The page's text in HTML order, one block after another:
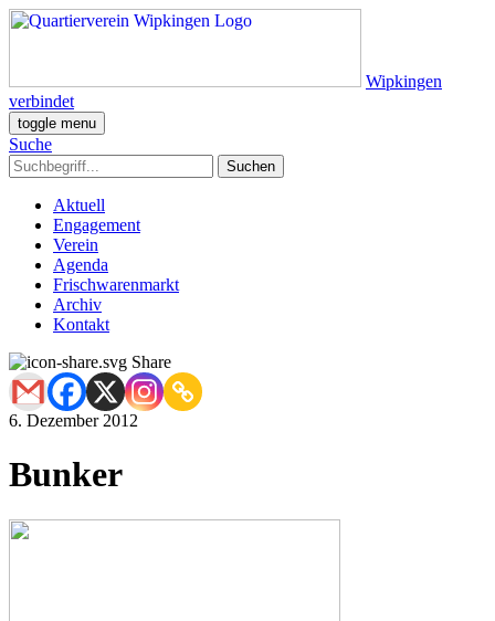
Wipkingen
verbindet
toggle menu
Suche
Aktuell
Engagement
Verein
Agenda
Frischwarenmarkt
Archiv
Kontakt
Share
6. Dezember 2012
Bunker